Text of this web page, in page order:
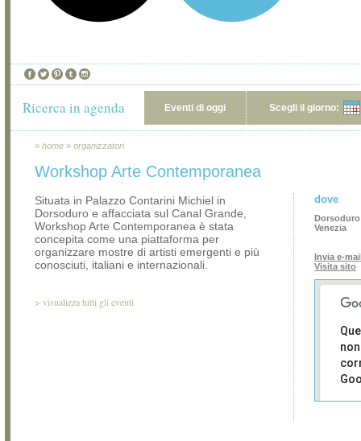
Ricerca in agenda Eventi di oggi Scegli il giorno:
» home » organizzatori
Workshop Arte Contemporanea
Situata in Palazzo Contarini Michiel in
Dorsoduro e affacciata sul Canal Grande,
Workshop Arte Contemporanea è stata
concepita come una piattaforma per
organizzare mostre di artisti emergenti e più
conosciuti, italiani e internazionali.
> visualizza tutti gli eventi
dove
Dorsoduro
Venezia
Invia e-
Visita sito